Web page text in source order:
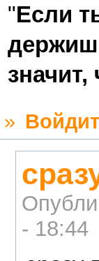
"Если
»
- 18:44